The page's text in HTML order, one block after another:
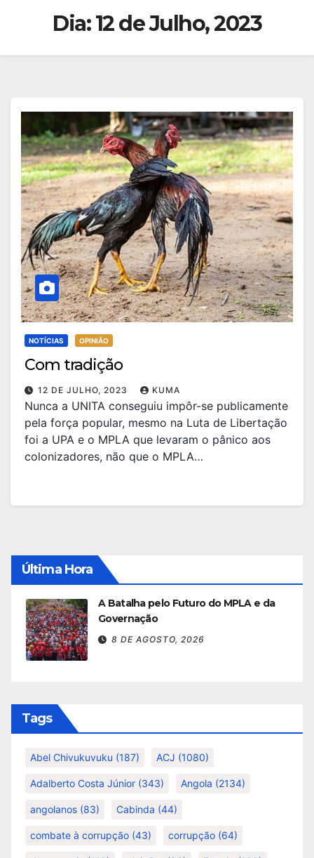
Dia:12 de Julho, 2023
NOTÍCIAS OPINIÃO
Com tradição
12 DE JULHO, 2023 KUMA
Nunca a UNITA conseguiu impôr-se publicamente
pela força popular, mesmo na Luta de Libertação
foi a UPA e o MPLA que levaram o pânico aos
colonizadores, não que o MPLA…
Última Hora
A Batalha pelo Futuro do MPLA e da
Governação
8 DE AGOSTO, 2026
Tags
Abel Chivukuvuku (187) ACJ (1080)
Adalberto Costa Júnior (343) Angola (2134)
angolanos (83) Cabinda (44)
combate à corrupção (43) corrupção (64)